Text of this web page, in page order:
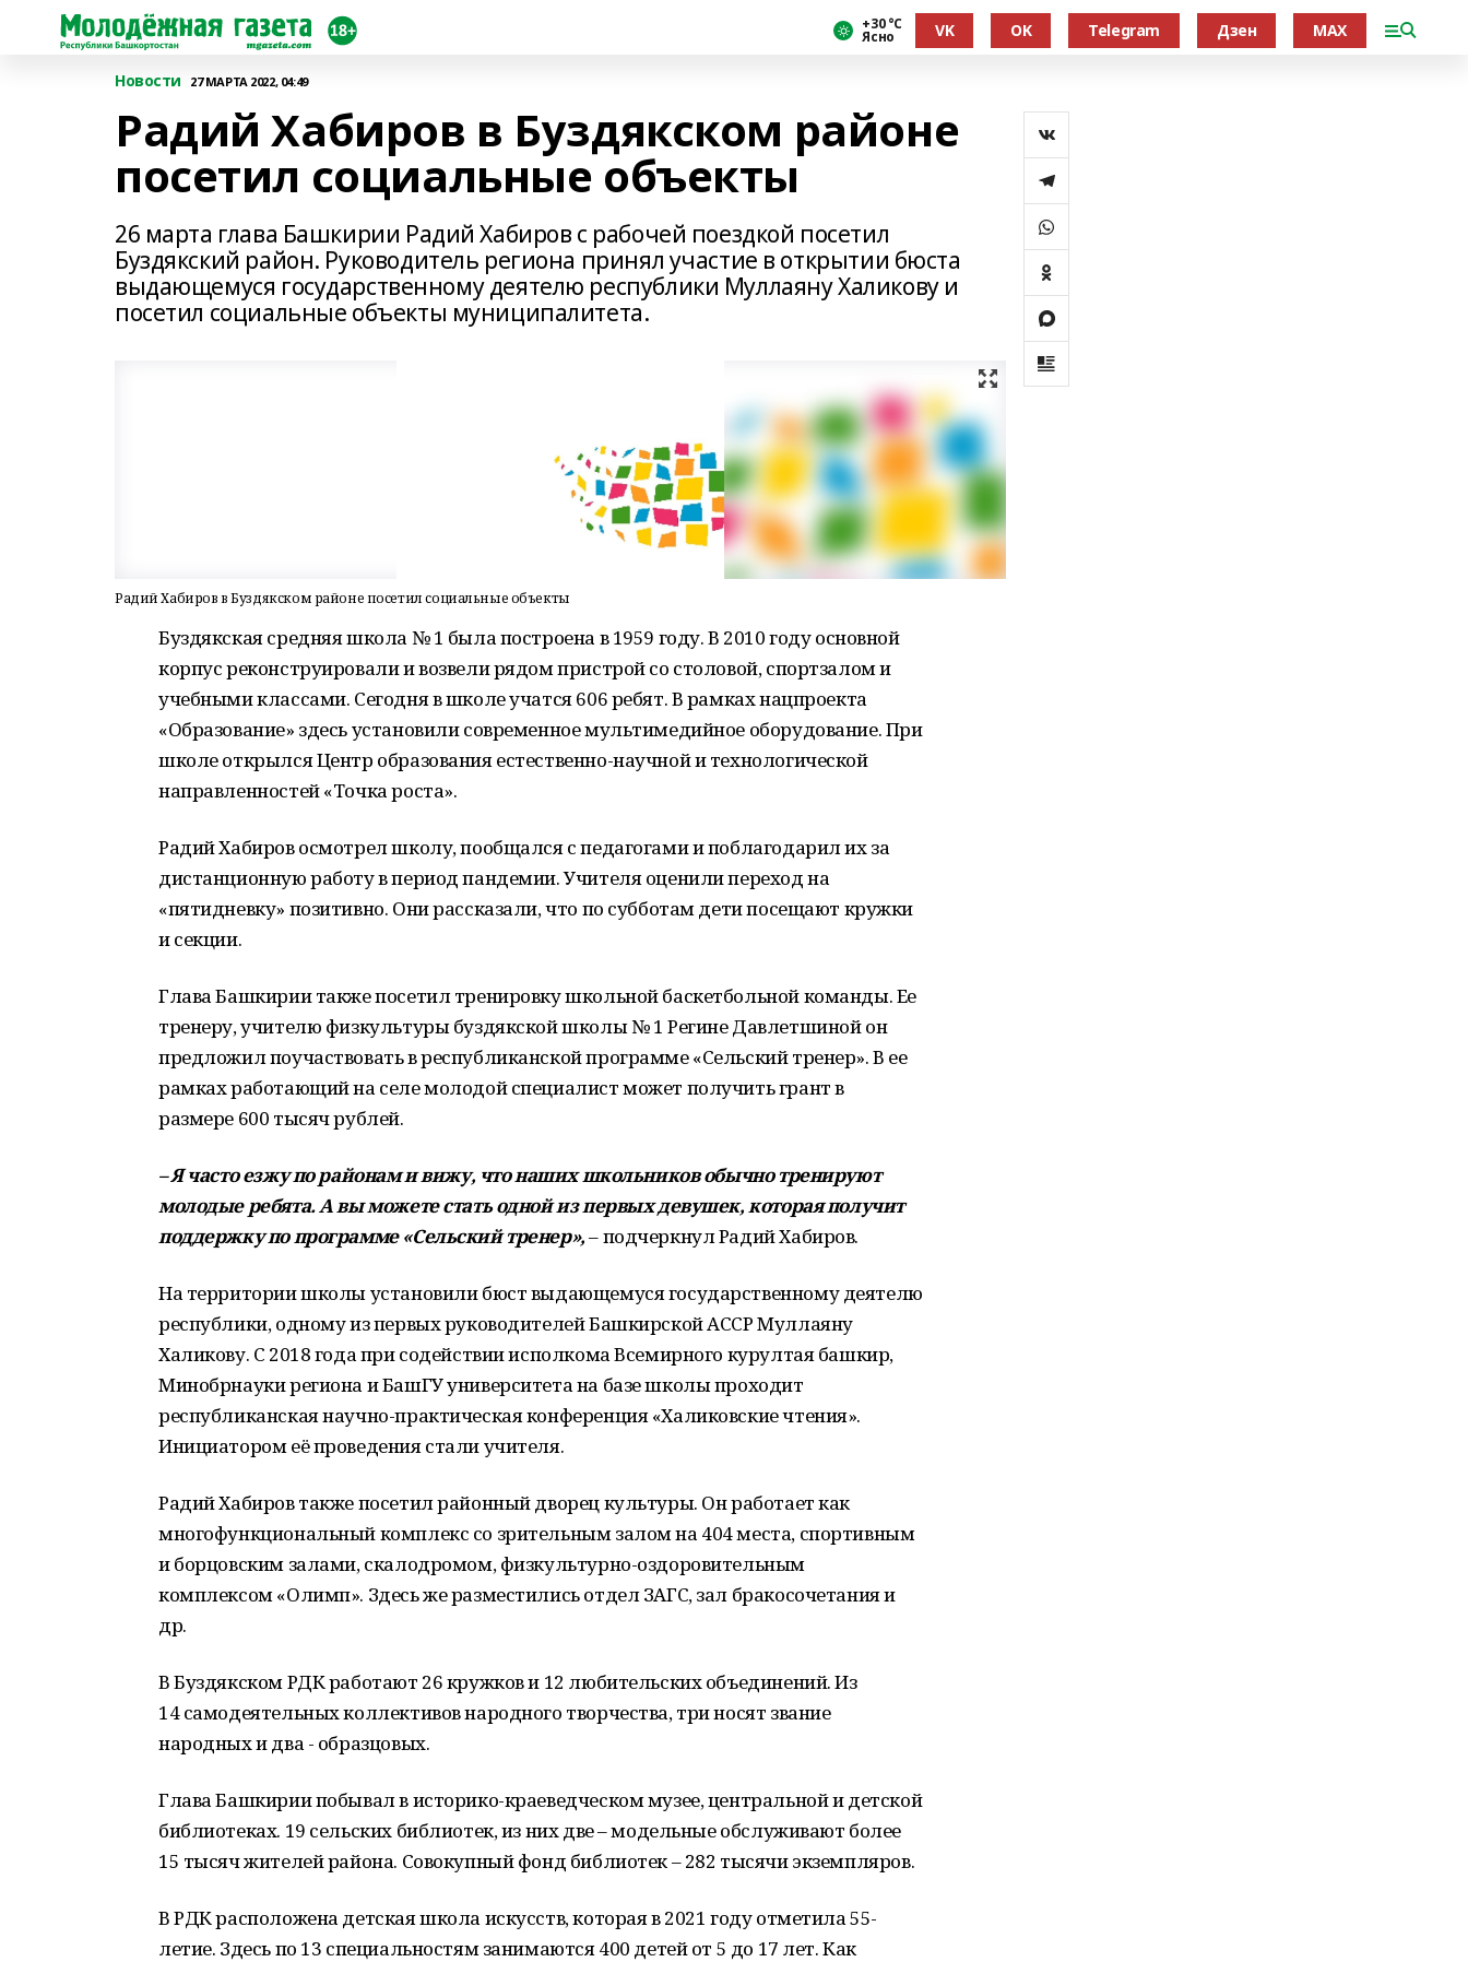
+30 °С
Ясно VK OK Telegram Дзен MAX
Новости 27 МАРТА 2022, 04:49
Радий Хабиров в Буздякском районе
посетил социальные объекты
26 марта глава Башкирии Радий Хабиров с рабочей поездкой посетил
Буздякский район. Руководитель региона принял участие в открытии бюста
выдающемуся государственному деятелю республики Муллаяну Халикову и
посетил социальные объекты муниципалитета.
Радий Хабиров в Буздякском районе посетил социальные объекты
Буздякская средняя школа № 1 была построена в 1959 году. В 2010 году основной
корпус реконструировали и возвели рядом пристрой со столовой, спортзалом и
учебными классами. Сегодня в школе учатся 606 ребят. В рамках нацпроекта
«Образование» здесь установили современное мультимедийное оборудование. При
школе открылся Центр образования естественно-научной и технологической
направленностей «Точка роста».
Радий Хабиров осмотрел школу, пообщался с педагогами и поблагодарил их за
дистанционную работу в период пандемии. Учителя оценили переход на
«пятидневку» позитивно. Они рассказали, что по субботам дети посещают кружки
и секции.
Глава Башкирии также посетил тренировку школьной баскетбольной команды. Ее
тренеру, учителю физкультуры буздякской школы № 1 Регине Давлетшиной он
предложил поучаствовать в республиканской программе «Сельский тренер». В ее
рамках работающий на селе молодой специалист может получить грант в
размере 600 тысяч рублей.
– Я часто езжу по районам и вижу, что наших школьников обычно тренируют
молодые ребята. А вы можете стать одной из первых девушек, которая получит
поддержку по программе «Сельский тренер»,– подчеркнул Радий Хабиров.
На территории школы установили бюст выдающемуся государственному деятелю
республики, одному из первых руководителей Башкирской АССР Муллаяну
Халикову. С 2018 года при содействии исполкома Всемирного курултая башкир,
Минобрнауки региона и БашГУ университета на базе школы проходит
республиканская научно-практическая конференция «Халиковские чтения».
Инициатором её проведения стали учителя.
Радий Хабиров также посетил районный дворец культуры. Он работает как
многофункциональный комплекс со зрительным залом на 404 места, спортивным
и борцовским залами, скалодромом, физкультурно-оздоровительным
комплексом «Олимп». Здесь же разместились отдел ЗАГС, зал бракосочетания и
др.
В Буздякском РДК работают 26 кружков и 12 любительских объединений. Из
14 самодеятельных коллективов народного творчества, три носят звание
народных и два - образцовых.
Глава Башкирии побывал в историко-краеведческом музее, центральной и детской
библиотеках. 19 сельских библиотек, из них две – модельные обслуживают более
15 тысяч жителей района. Совокупный фонд библиотек – 282 тысячи экземпляров.
В РДК расположена детская школа искусств, которая в 2021 году отметила 55-
летие. Здесь по 13 специальностям занимаются 400 детей от 5 до 17 лет. Как